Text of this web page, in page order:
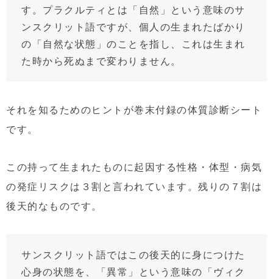
す。プラクルティとは「自然」という意味のサ
ンスクリット語ですが、個人の生まれたばかり
の「自然な状態」のことを指し、これは生まれ
た時から死ぬまで変わりません。
それを知るためのヒントが巻末付録の体質診断シート
です。
この持って生まれたものに起因する性格・体型・病気
の発症リスクは３割と言われています。残りの７割は
後天的なものです。
サンスクリット語ではこの後天的に身につけた
心身の状態を、「異常」という意味の「ヴィク